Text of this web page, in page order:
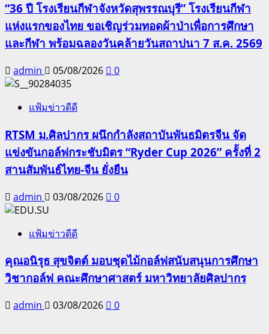
“36 ปี โรงเรียนกีฬาจังหวัดสุพรรณบุรี” โรงเรียนกีฬา
แห่งแรกของไทย ขอเชิญร่วมทอดผ้าป่าเพื่อการศึกษา
และกีฬา พร้อมฉลองวันคล้ายวันสถาปนา 7 ส.ค. 2569
admin 05/08/2026 0
แฟ้มข่าวดีดี
RTSM ม.ศิลปากร ผนึกกำลังสถาบันพันธมิตรจีน จัด
แข่งขันกอล์ฟกระชับมิตร “Ryder Cup 2026” ครั้งที่ 2
สานสัมพันธ์ไทย-จีน ยั่งยืน
admin 03/08/2026 0
แฟ้มข่าวดีดี
คุณอนิรุธ สุขจิตต์ มอบชุดไม้กอล์ฟสนับสนุนการศึกษา
วิชากอล์ฟ คณะศึกษาศาสตร์ มหาวิทยาลัยศิลปากร
admin 03/08/2026 0